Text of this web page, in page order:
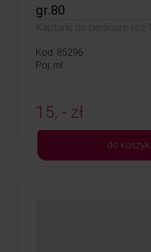
gr.80
Kapturki do pedicure
Kod: 85296
Poj: ml
15, - zł
do